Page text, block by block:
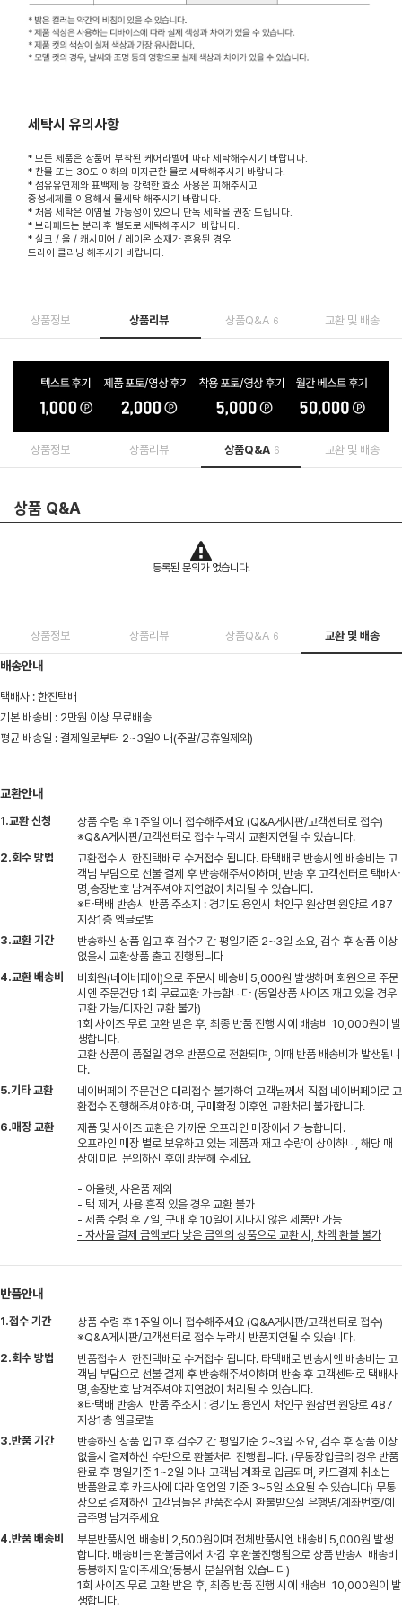
세탁시 유의사항
* 모든 제품은 상품에 부착된 케어라벨에 따라 세탁해주시기 바랍니다.
* 찬물 또는 30도 이하의 미지근한 물로 세탁해주시기 바랍니다.
* 섬유유연제와 표백제 등 강력한 효소 사용은 피해주시고
중성세제를 이용해서 물세탁 해주시기 바랍니다.
* 처음 세탁은 이염될 가능성이 있으니 단독 세탁을 권장 드립니다.
* 브라패드는 분리 후 별도로 세탁해주시기 바랍니다.
* 실크 / 울 / 캐시미어 / 레이온 소재가 혼용된 경우
드라이 클리닝 해주시기 바랍니다.
상품정보 상품리뷰 상품Q&A 6 교환 및 배송
상품정보 상품리뷰 상품Q&A 6 교환 및 배송
상품 Q&A
등록된 문의가 없습니다.
상품정보 상품리뷰 상품Q&A 6 교환 및 배송
배송안내
택배사 : 한진택배
기본 배송비 : 2만원 이상 무료배송
평균 배송일 : 결제일로부터 2~3일이내(주말/공휴일제외)
교환안내
1.교환 신청
상품 수령 후 1주일 이내 접수해주세요 (Q&A게시판/고객센터로 접수)
※Q&A게시판/고객센터로 접수 누락시 교환지연될 수 있습니다.
2.회수 방법
교환접수 시 한진택배로 수거접수 됩니다. 타택배로 반송시엔 배송비는 고
객님 부담으로 선불 결제 후 반송해주셔야하며, 반송 후 고객센터로 택배사
명,송장번호 남겨주셔야 지연없이 처리될 수 있습니다.
※타택배 반송시 반품 주소지 : 경기도 용인시 처인구 원삼면 원양로 487
지상1층 엠글로벌
3.교환 기간
반송하신 상품 입고 후 검수기간 평일기준 2~3일 소요, 검수 후 상품 이상
없을시 교환상품 출고 진행됩니다
4.교환 배송비
비회원(네이버페이)으로 주문시 배송비 5,000원 발생하며 회원으로 주문
시엔 주문건당 1회 무료교환 가능합니다 (동일상품 사이즈 재고 있을 경우
교환 가능/디자인 교환 불가)
1회 사이즈 무료 교환 받은 후, 최종 반품 진행 시에 배송비 10,000원이 발
생합니다.
교환 상품이 품절일 경우 반품으로 전환되며, 이때 반품 배송비가 발생됩니
다.
5.기타 교환
네이버페이 주문건은 대리접수 불가하여 고객님께서 직접 네이버페이로 교
환접수 진행해주셔야 하며, 구매확정 이후엔 교환처리 불가합니다.
6.매장 교환
제품 및 사이즈 교환은 가까운 오프라인 매장에서 가능합니다.
오프라인 매장 별로 보유하고 있는 제품과 재고 수량이 상이하니, 해당 매
장에 미리 문의하신 후에 방문해 주세요.
- 아울렛, 사은품 제외
- 택 제거, 사용 흔적 있을 경우 교환 불가
- 제품 수령 후 7일, 구매 후 10일이 지나지 않은 제품만 가능
- 자사몰 결제 금액보다 낮은 금액의 상품으로 교환 시, 차액 환불 불가
반품안내
1.접수 기간
상품 수령 후 1주일 이내 접수해주세요 (Q&A게시판/고객센터로 접수)
※Q&A게시판/고객센터로 접수 누락시 반품지연될 수 있습니다.
2.회수 방법
반품접수 시 한진택배로 수거접수 됩니다. 타택배로 반송시엔 배송비는 고
객님 부담으로 선불 결제 후 반송해주셔야하며 반송 후 고객센터로 택배사
명,송장번호 남겨주셔야 지연없이 처리될 수 있습니다.
※타택배 반송시 반품 주소지 : 경기도 용인시 처인구 원삼면 원양로 487
지상1층 엠글로벌
3.반품 기간
반송하신 상품 입고 후 검수기간 평일기준 2~3일 소요, 검수 후 상품 이상
없을시 결제하신 수단으로 환불처리 진행됩니다. (무통장입금의 경우 반품
완료 후 평일기준 1~2일 이내 고객님 계좌로 입금되며, 카드결제 취소는
반품완료 후 카드사에 따라 영업일 기준 3~5일 소요될 수 있습니다) 무통
장으로 결제하신 고객님들은 반품접수시 환불받으실 은행명/계좌번호/예
금주명 남겨주세요
4.반품 배송비
부분반품시엔 배송비 2,500원이며 전체반품시엔 배송비 5,000원 발생
합니다. 배송비는 환불금에서 차감 후 환불진행됨으로 상품 반송시 배송비
동봉하지 말아주세요(동봉시 분실위험 있습니다)
1회 사이즈 무료 교환 받은 후, 최종 반품 진행 시에 배송비 10,000원이 발
생합니다.